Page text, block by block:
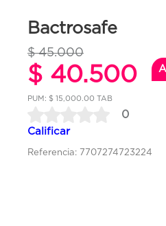
Bactrosafe
$ 45.000
$ 40.500
PUM: $ 15,000.00 TAB
0
Calificar
Referencia: 7707274723224